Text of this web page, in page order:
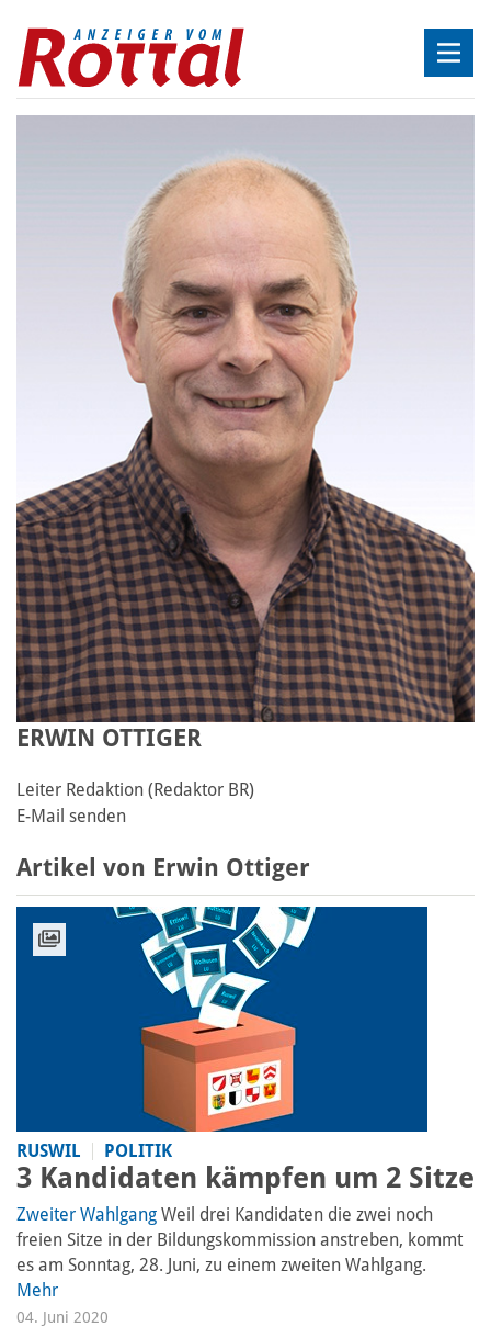
ERWIN OTTIGER
Leiter Redaktion (Redaktor BR)
E-Mail senden
Artikel von Erwin Ottiger
RUSWIL POLITIK
3 Kandidaten kämpfen um 2 Sitze
Zweiter Wahlgang Weil drei Kandidaten die zwei noch
freien Sitze in der Bildungskommission anstreben, kommt
es am Sonntag, 28. Juni, zu einem zweiten Wahlgang.
Mehr
04. Juni 2020